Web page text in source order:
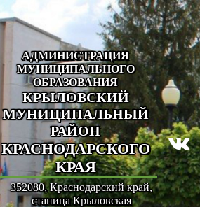
АДМИНИСТРАЦИЯ
МУНИЦИПАЛЬНОГО
ОБРАЗОВАНИЯ
КРЫЛОВСКИЙ
МУНИЦИПАЛЬНЫЙ
РАЙОН
КРАСНОДАРСКОГО
КРАЯ
352080, Краснодарский край,
станица Крыловская